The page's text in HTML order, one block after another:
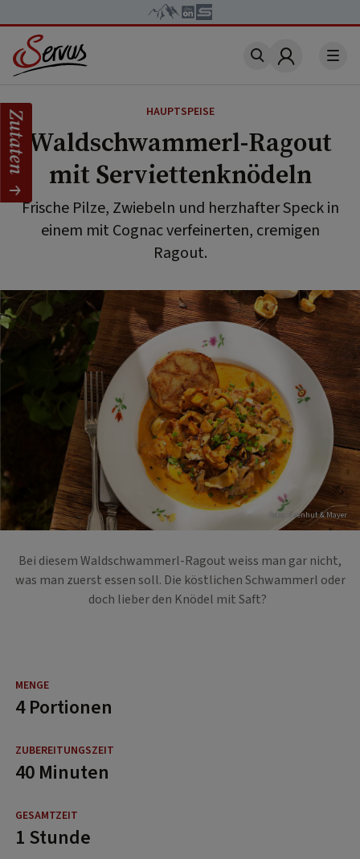
Account
HAUPTSPEISE
Waldschwammerl-Ragout
mit Serviettenknödeln
Frische Pilze, Zwiebeln und herzhafter Speck in
einem mit Cognac verfeinerten, cremigen
Ragout.
Foto: Eisenhut & Mayer
Bei diesem Waldschwammerl-Ragout weiss man gar nicht,
was man zuerst essen soll. Die köstlichen Schwammerl oder
doch lieber den Knödel mit Saft?
4 Portionen
40 Minuten
1 Stunde
Zutaten